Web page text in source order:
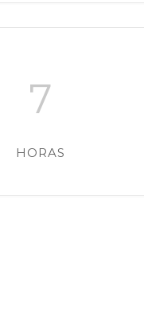
7
HORAS